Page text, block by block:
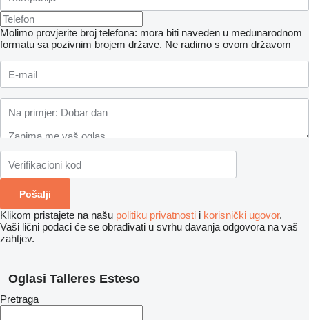
Molimo provjerite broj telefona: mora biti naveden u međunarodnom
formatu sa pozivnim brojem države. Ne radimo s ovom državom
Klikom pristajete na našu politiku privatnosti i korisnički ugovor.
Vaši lični podaci će se obrađivati ​​u svrhu davanja odgovora na vaš
zahtjev.
Oglasi Talleres Esteso
Pretraga